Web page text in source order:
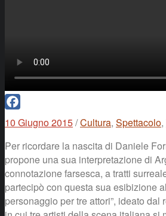
Facebook
10 Giugno 2015/Cultura, Spettacolo,
Per ricordare la nascita di Daniele
propone una sua interpretazione di
connotazione farsesca, a tratti
partecipò con questa sua esibizione
personaggio per tre attori”, ideato dal